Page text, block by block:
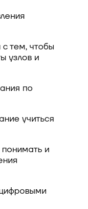
тем, чтобы
узлов и
по
учиться
и